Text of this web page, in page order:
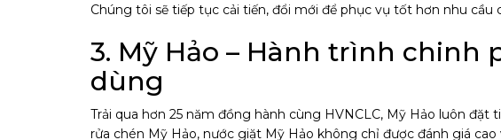
Chúng tôi sẽ tiếp tục cải tiến, đổi mới để phục vụ tốt hơn nhu cầu
3. Mỹ Hảo – Hành trình
dùng
Trải qua hơn 25 năm đồng hành cùng HVNCLC, Mỹ Hảo luôn
rửa chén Mỹ Hảo, nước giặt Mỹ Hảo không chỉ được đánh giá